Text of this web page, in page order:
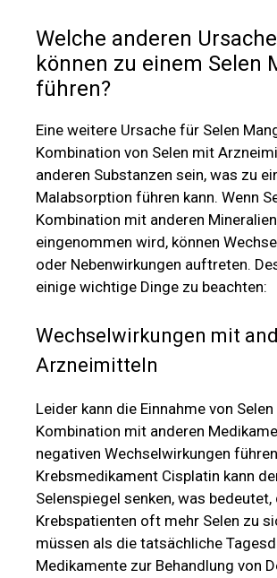
Welche anderen
können zu einem Selen
führen?
Eine weitere Ursache für Selen
Kombination von Selen mit
anderen Substanzen sein, was zu
Malabsorption führen kann. Wenn
Kombination mit anderen Mineralien
eingenommen wird, können
oder Nebenwirkungen auftreten.
einige wichtige Dinge zu beachten:
Wechselwirkungen mit
Arzneimitteln
Leider kann die Einnahme von Selen
Kombination mit anderen
negativen Wechselwirkungen
Krebsmedikament Cisplatin kann
Selenspiegel senken, was bedeutet,
Krebspatienten oft mehr Selen zu
müssen als die tatsächliche
Medikamente zur Behandlung von